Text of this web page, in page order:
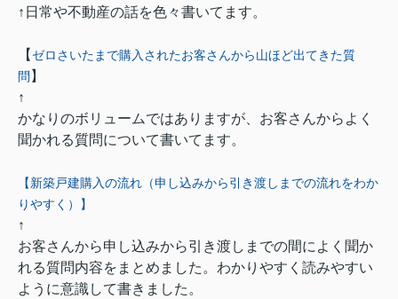
↑日常や不動産の話を色々書いてます。
【 ゼロさいたまで購入されたお客さんから山ほど出てきた質
問 】
↑
かなりのボリュームではありますが、お客さんからよく
聞かれる質問について書いてます。
【新築戸建購入の流れ（申し込みから引き渡しまでの流れをわか
りやすく）】
↑
お客さんから申し込みから引き渡しまでの間によく聞か
れる質問内容をまとめました。わかりやすく読みやすい
ように意識して書きました。